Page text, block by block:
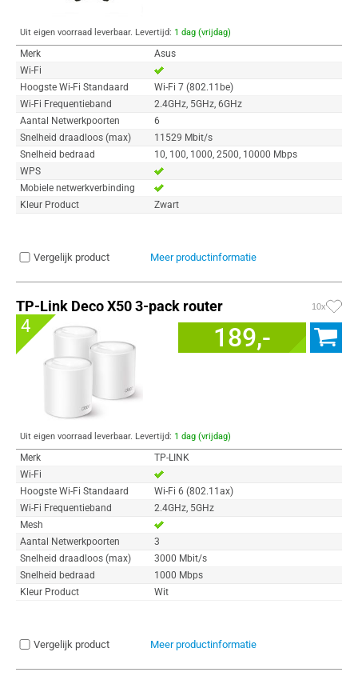
Uit eigen voorraad leverbaar. Levertijd: 1 dag (vrijdag)
Merk
Asus
Wi-Fi
Hoogste Wi-Fi Standaard
Wi-Fi 7 (802.11be)
Wi-Fi Frequentieband
2.4GHz, 5GHz, 6GHz
Aantal Netwerkpoorten
6
Snelheid draadloos (max)
11529 Mbit/s
Snelheid bedraad
10, 100, 1000, 2500, 10000 Mbps
WPS
Mobiele netwerkverbinding
Kleur Product
Zwart
Vergelijk product Meer productinformatie
TP-Link Deco X50 3-pack router 10x
4 189,-
Uit eigen voorraad leverbaar. Levertijd: 1 dag (vrijdag)
Merk
TP-LINK
Wi-Fi
Hoogste Wi-Fi Standaard
Wi-Fi 6 (802.11ax)
Wi-Fi Frequentieband
2.4GHz, 5GHz
Mesh
Aantal Netwerkpoorten
3
Snelheid draadloos (max)
3000 Mbit/s
Snelheid bedraad
1000 Mbps
Kleur Product
Wit
Vergelijk product Meer productinformatie